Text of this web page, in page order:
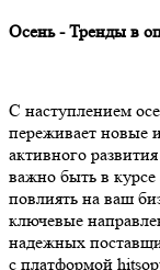
Осень - Тренды в
С наступлением
переживает новые
активного
важно быть в
повлиять на ваш
ключевые
надежных
с платформой